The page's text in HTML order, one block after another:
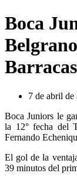
Boca
7 de abril de
Boca Juniors le
la 12° fecha del
Fernando
El gol de la
39 minutos del